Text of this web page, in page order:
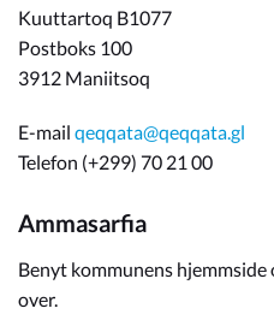
Kuuttartoq B1077
Postboks 100
3912 Maniitsoq
E-mail qeqqata@qeqqata.gl
Telefon (+299) 70 21 00
Ammasarfia
Benyt kommunens
over.